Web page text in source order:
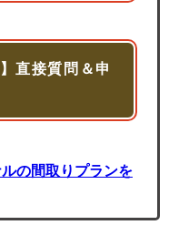
直接質問＆申
の間取りプランを